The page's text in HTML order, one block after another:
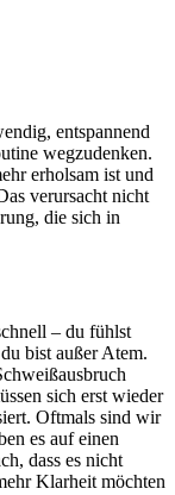
entspannend
wegzudenken.
erholsam ist und
verursacht nicht
die sich in
– du fühlst
bist außer Atem.
sich erst wieder
Oftmals sind wir
es auf einen
dass es nicht
Klarheit möchten